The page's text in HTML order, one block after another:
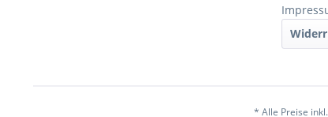
* Alle Preise